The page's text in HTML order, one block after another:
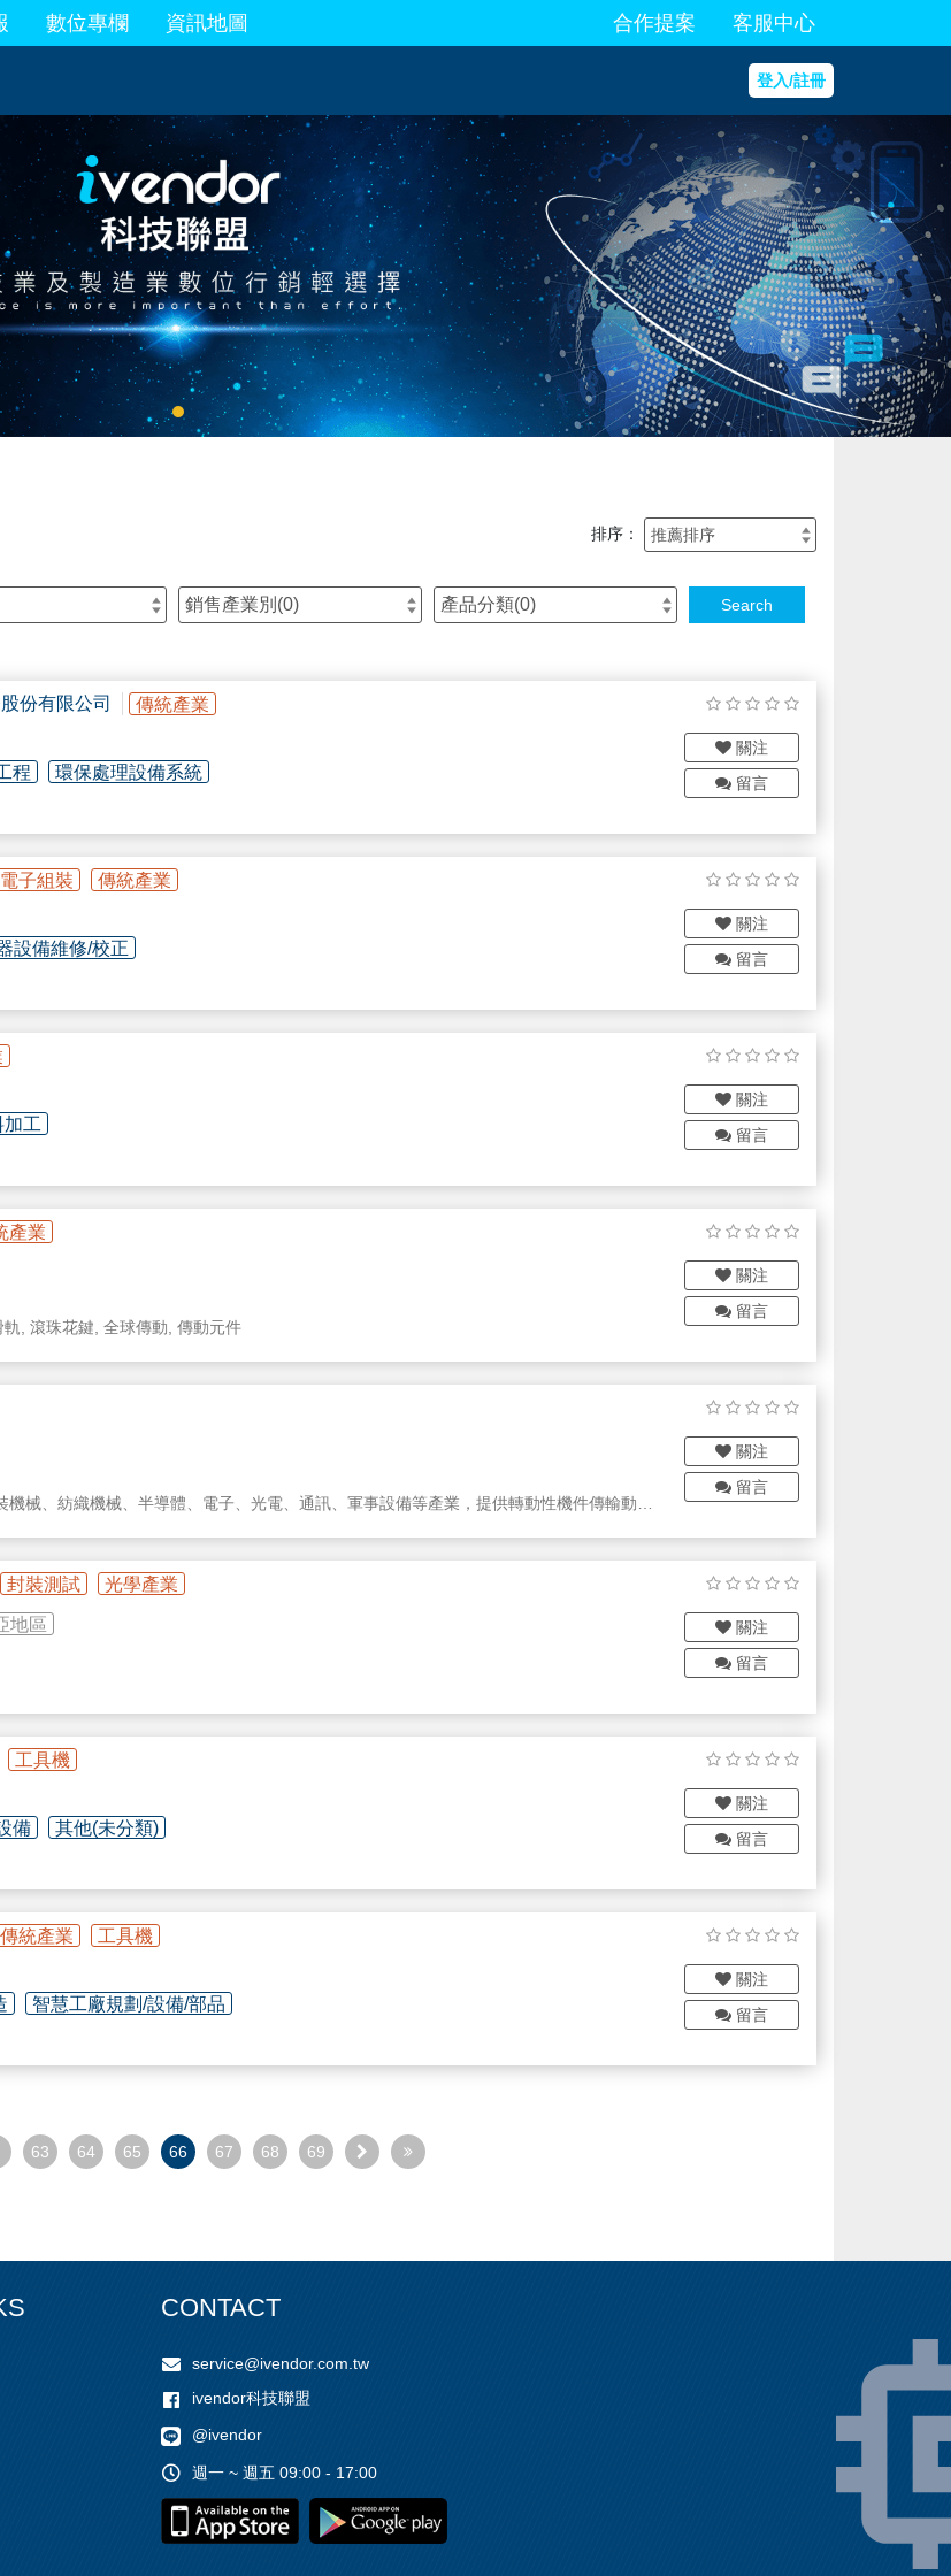
數位專欄 資訊地圖 合作提案 客服中心
登入/註冊
排序：
銷售產業別(0) 產品分類(0) Search
份有限公司 傳統產業
程 環保處理設備系統
關注
留言
電子組裝 傳統產業
設備維修/校正
關注
留言
加工
關注
留言
產業
, 滾珠花鍵, 全球傳動, 傳動元件
關注
留言
械、紡織機械、半導體、電子、光電、通訊、軍事設備等產業，提供轉動性機件傳輸動力
關注
留言
封裝測試 光學產業
地區
關注
留言
工具機
備 其他(未分類)
關注
留言
傳統產業 工具機
智慧工廠規劃/設備/部品
關注
留言
63 64 65 66 67 68 69
CONTACT
service@ivendor.com.tw
ivendor科技聯盟
@ivendor
週一 ~ 週五 09:00 - 17:00